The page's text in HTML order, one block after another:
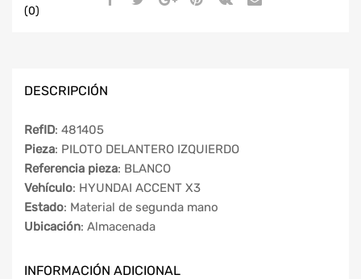
(0)
DESCRIPCIÓN
RefID: 481405
Pieza: PILOTO DELANTERO IZQUIERDO
Referencia pieza: BLANCO
Vehículo: HYUNDAI ACCENT X3
Estado: Material de segunda mano
Ubicación: Almacenada
INFORMACIÓN ADICIONAL